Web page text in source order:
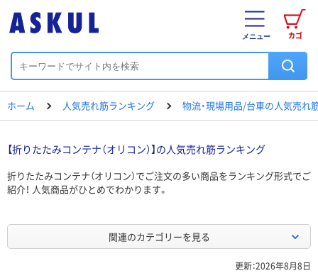
カゴ
メニュー
ホーム 人気売れ筋ランキング 物流・現場用品/台車の人気売れ
【折りたたみコンテナ（オリコン）】の人気売れ筋ランキング
折りたたみコンテナ（オリコン）でご注文の多い商品をランキング形式でご
紹介！ 人気商品がひとめでわかります。
関連のカテゴリーを見る
更新：2026年8月8日